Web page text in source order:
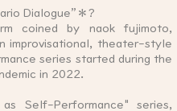
Dialogue” ＊ ?
coined by naok fujimoto,
improvisational, theater-style
series started during the
in 2022.
Self-Performance" series,